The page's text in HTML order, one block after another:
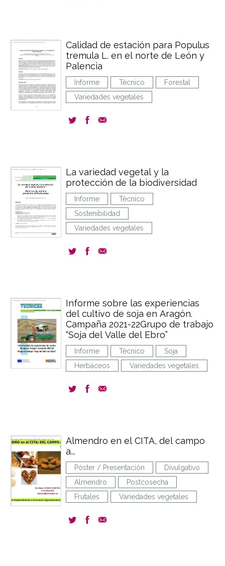
Calidad de estación para Populus
tremula L. en el norte de León y
Palencia
Informe Técnico
Forestal
Variedades vegetales
La variedad vegetal y la
protección de la biodiversidad
Informe
Técnico
Sostenibilidad
Variedades vegetales
Informe sobre las experiencias
del cultivo de soja en Aragón.
Campaña 2021-22Grupo de trabajo
“Soja del Valle del Ebro”
Informe Técnico
Soja
Herbáceos
Variedades vegetales
Almendro en el CITA, del campo
a...
Póster / Presentación
Divulgativo
Almendro
Postcosecha
Frutales
Variedades vegetales